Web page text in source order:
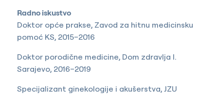
Radno iskustvo
Doktor opće prakse, Zavod za hitnu medicinsku
pomoć KS, 2015–2016
Doktor porodične medicine, Dom zdravlja I.
Sarajevo, 2016–2019
Specijalizant ginekologije i akušerstva, JZU